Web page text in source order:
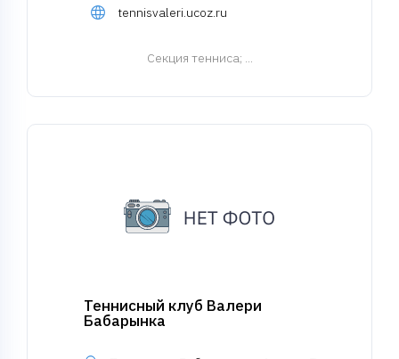
tennisvaleri.ucoz.ru
Cекция тенниса; ...
Теннисный клуб Валери
Бабарынка